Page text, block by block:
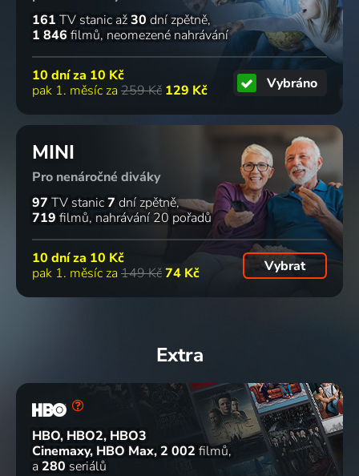
161 TV stanic až30 dní zpětně
1 846 filmů neomezené nahrávání
10 dní za 10 Kč
pak 1. měsíc za 259 Kč 129 Kč Vybráno
MINI
Pro nenáročné diváky
97 TV stanic7 dní zpětně
719 filmů nahrávání 20 pořadů
10 dní za 10 Kč
pak 1. měsíc za 149 Kč74 Kč Vybrat
Extra
HBO, HBO2, HBO3
Cinemaxy, HBO Max 2 002 filmů
a 280 seriálů